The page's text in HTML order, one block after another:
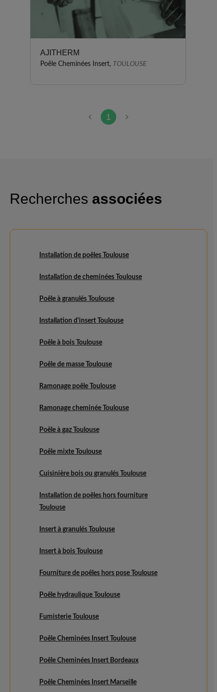
AJITHERM
Poêle Cheminées Insert, TOULOUSE
1
Recherches associées
Installation de poêles Toulouse
Installation de cheminées Toulouse
Poêle à granulés Toulouse
Installation d'insert Toulouse
Poêle à bois Toulouse
Poêle de masse Toulouse
Ramonage poêle Toulouse
Ramonage cheminée Toulouse
Poêle à gaz Toulouse
Poêle mixte Toulouse
Cuisinière bois ou granulés Toulouse
Installation de poêles hors fourniture
Toulouse
Insert à granulés Toulouse
Insert à bois Toulouse
Fourniture de poêles hors pose Toulouse
Poêle hydraulique Toulouse
Fumisterie Toulouse
Poêle Cheminées Insert Toulouse
Poêle Cheminées Insert Bordeaux
Poêle Cheminées Insert Marseille